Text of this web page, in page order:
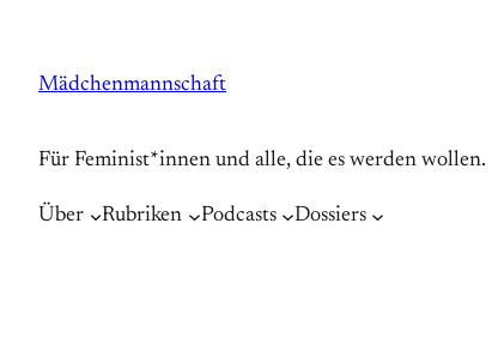
springen
Mädchenmannschaft
Für Feminist*innen und alle, die es werden wollen.
Über Rubriken Podcasts Dossiers